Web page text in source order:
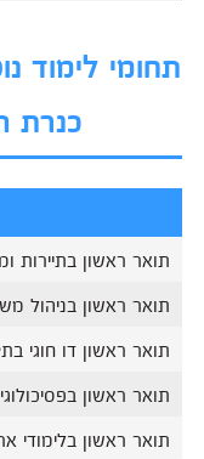
תחומי לימוד
כנרת
תואר ראשון בתיירות
תואר ראשון בניהול
תואר ראשון דו חוגי
תואר ראשון
תואר ראשון בלימודי